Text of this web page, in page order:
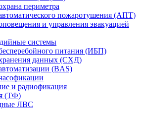
периметра
пожаротушения (АПТ)
и управления эвакуацией
системы
питания (ИБП)
данных (СХД)
(BAS)
и радиофикация
(ТФ)
ЛВС